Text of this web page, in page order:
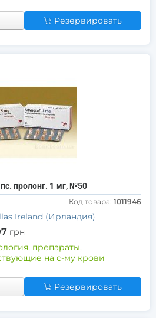
Резервировать
пролонг. 1 мг, №50
Код товара: 1011946
Ireland (Ирландия)
грн
препараты,
на с-му крови
Резервировать